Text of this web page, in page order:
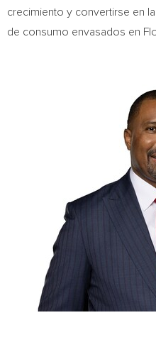
crecimiento y convertirse en
de consumo envasados en